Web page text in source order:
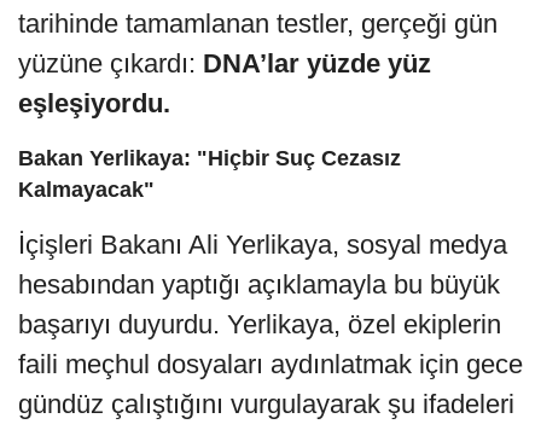
tarihinde tamamlanan testler, gerçeği gün
yüzüne çıkardı: DNA’lar yüzde yüz
eşleşiyordu.
Bakan Yerlikaya: "Hiçbir Suç Cezasız
Kalmayacak"
İçişleri Bakanı Ali Yerlikaya, sosyal medya
hesabından yaptığı açıklamayla bu büyük
başarıyı duyurdu. Yerlikaya, özel ekiplerin
faili meçhul dosyaları aydınlatmak için gece
gündüz çalıştığını vurgulayarak şu ifadeleri